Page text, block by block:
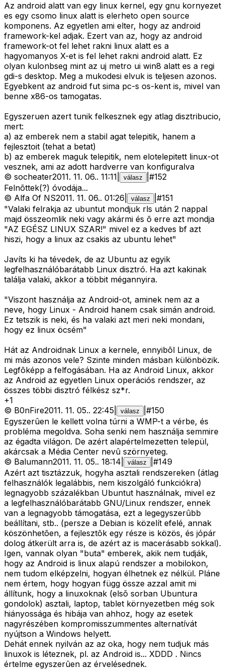
Az android alatt van egy linux kernel, egy gnu kornyezet
es egy csomo linux alatt is elerheto open source
komponens. Az egyetlen ami elter, hogy az android
framework-kel adjak. Ezert van az, hogy az android
framework-ot fel lehet rakni linux alatt es a
hagyomanyos X-et is fel lehet rakni android alatt. Ez
olyan kulonbseg mint az uj metro ui win8 alatt es a regi
gdi-s desktop. Meg a mukodesi elvuk is teljesen azonos.
Egyebkent az android fut sima pc-s os-kent is, mivel van
benne x86-os tamogatas.
Egyszeruen azert tunik felkesznek egy atlag disztribucio,
mert:
a) az emberek nem a stabil agat telepitik, hanem a
fejlesztoit (tehat a betat)
b) az emberek maguk telepitik, nem elotelepitett linux-ot
vesznek, ami az adott hardverre van konfiguralva
© socheater2011. 11. 06.. 11:11 válasz #152
Felnõttek(?) óvodája...
© Alfa Of NS2011. 11. 06.. 01:26 válasz #151
"Valaki felrakja az ubuntut mondjuk rls után 2 nappal
majd összeomlik neki vagy akármi és õ erre azt mondja
"AZ EGÉSZ LINUX SZAR!" mivel ez a kedves bf azt
hiszi, hogy a linux az csakis az ubuntu lehet"
Javíts ki ha tévedek, de az Ubuntu az egyik
legfelhasználóbarátabb Linux disztró. Ha azt kakinak
találja valaki, akkor a többit mégannyira.
"Viszont használja az Android-ot, aminek nem az a
neve, hogy Linux - Android hanem csak simán android.
Ez tetszik is neki, és ha valaki azt meri neki mondani,
hogy ez linux öcsém"
Hát az Androidnak Linux a kernele, ennyibõl Linux, de
mi más azonos vele? Szinte minden másban különbözik.
Legfõképp a felfogásában. Ha az Android Linux, akkor
az Android az egyetlen Linux operációs rendszer, az
összes többi disztró félkész sz*r.
+1
© B0nFire2011. 11. 05.. 22:45 válasz #150
Egyszerûen le kellett volna túrni a WMP-t a vérbe, és
probléma megoldva. Soha senki nem használja semmire
az égadta világon. De azért alapértelmezetten települ,
akárcsak a Média Center nevû szörnyeteg.
© Balumann2011. 11. 05.. 18:14 válasz #149
Azért azt tisztázzuk, hogyha asztali rendszereken (átlag
felhasználók legalábbis, nem kiszolgáló funkciókra)
legnagyobb százalékban Ubuntut használnak, mivel ez
a legfelhasználóbarátabb GNU/Linux rendszer, ennek
van a legnagyobb támogatása, ezt a legegyszerûbb
beállítani, stb.. (persze a Debian is közelít efelé, annak
köszönhetõen, a fejlesztõk egy része is közös, és jópár
dolog átkerült arra is, de azért az is macerásabb sokkal).
Igen, vannak olyan "buta" emberek, akik nem tudják,
hogy az Android is linux alapú rendszer a mobilokon,
nem tudom elképzelni, hogyan élhetnek ez nélkül. Pláne
nem értem, hogy hogyan függ össze azzal amit mi
állítunk, hogy a linuxoknak (elsõ sorban Ubuntura
gondolok) asztali, laptop, tablet környezetben még sok
hiányossága és hibája van ahhoz, hogy az esetek
nagyrészében kompromisszummentes alternatívát
nyújtson a Windows helyett.
Dehát ennek nyilván az az oka, hogy nem tudjuk más
linuxok is léteznek, pl. az Android is... XDDD . Nincs
értelme egyszerûen az érvelésednek.